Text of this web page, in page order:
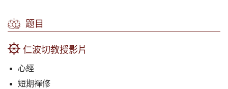
题目
仁波切教授影片
心經
短期禪修